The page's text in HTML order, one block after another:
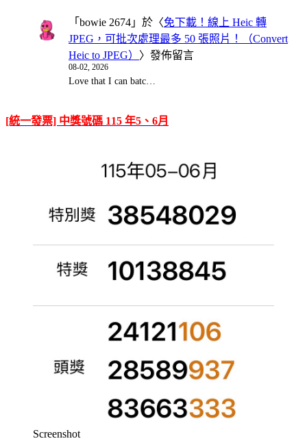
「 bowie 2674 」於〈免下載！線上 Heic 轉
JPEG，可批次處理最多 50 張照片！（Convert
Heic to JPEG） 〉發佈留言
08-02, 2026
Love that I can batc…
[統一發票] 中獎號碼 115 年5、6月
Screenshot